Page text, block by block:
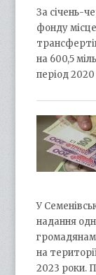
За січень-
фонду
на 600,5
період
У
надання
на
2023 роки.